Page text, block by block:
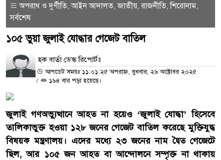
অপরাধ ও দুর্ণীতি,আইন আদালত,জাতীয়,রাজনীতি,শিরোনাম,
সর্বশেষ
১০৫ ভুয়া জুলাই যোদ্ধার গেজেট বাতিল
হক বার্তা ডেস্ক রিপোর্টঃ
আপডেট সময়ঃ ১১:০১:২৫ অপরাহ্ন, বুধবার, ২৯ অক্টোবর ২০২৫
/
১৯৪ বার পড়া হয়েছে।
‎জুলাই গণঅভ্যুত্থানে আহত না হয়েও ‘জুলাই যোদ্ধা’ হিসেবে
তালিকাভুক্ত হওয়া ১২৮ জনের গেজেট বাতিল করেছে মুক্তিযুদ্ধ
বিষয়ক মন্ত্রণালয়। এদের মধ্যে ২৩ জনের নাম দ্বৈত গেজেটে
ছিল, আর ১০৫ জন আহত বা আন্দোলনে সম্পৃক্ত না থাকায়